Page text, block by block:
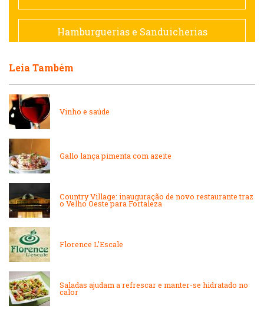
Francesa
Lanchonetes
Massas
Hamburguerias e Sanduicherias
Peixes e Frutos do Mar
Pizzarias
Portuguesa
Leia Também
Vinho e saúde
Gallo lança pimenta com azeite
Country Village: inauguração de novo restaurante traz
o Velho Oeste para Fortaleza
Florence L’Escale
Saladas ajudam a refrescar e manter-se hidratado no
calor